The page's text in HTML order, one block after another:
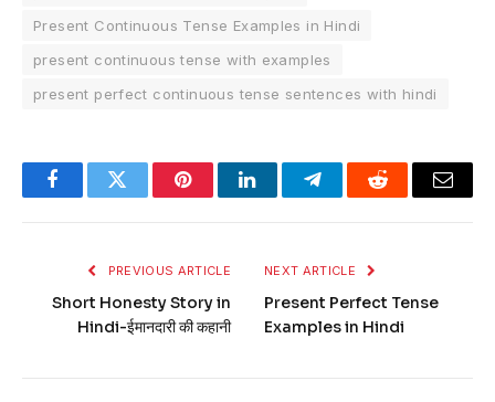
Present Continuous Tense Examples in Hindi
present continuous tense with examples
present perfect continuous tense sentences with hindi
FacebookTwitter PinterestLinkedInTelegramReddit Email
PREVIOUS ARTICLE
Short Honesty Story in
Hindi-ईमानदारी की कहानी
NEXT ARTICLE
Present Perfect Tense
Examples in Hindi